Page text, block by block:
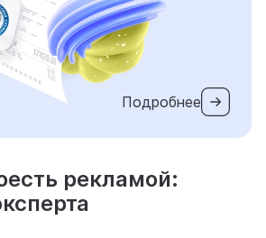
Подробнее
рекламой: